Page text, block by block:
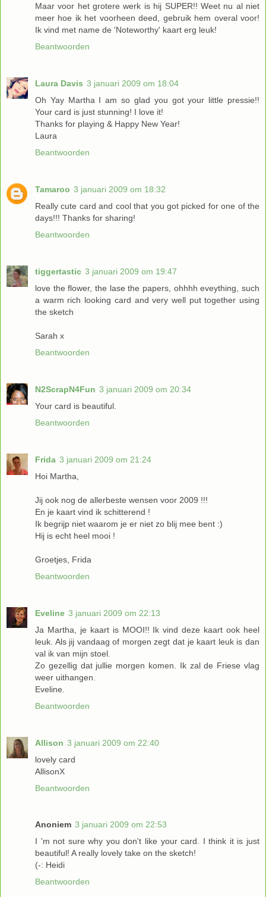
Maar voor het grotere werk is hij SUPER!! Weet nu al niet
meer hoe ik het voorheen deed, gebruik hem overal voor!
Ik vind met name de 'Noteworthy' kaart erg leuk!
Beantwoorden
Laura Davis 3 januari 2009 om 18:04
Oh Yay Martha I am so glad you got your little pressie!!
Your card is just stunning! I love it!
Thanks for playing & Happy New Year!
Laura
Beantwoorden
Tamaroo 3 januari 2009 om 18:32
Really cute card and cool that you got picked for one of the
days!!! Thanks for sharing!
Beantwoorden
tiggertastic 3 januari 2009 om 19:47
love the flower, the lase the papers, ohhhh eveything, such
a warm rich looking card and very well put together using
the sketch
Sarah x
Beantwoorden
N2ScrapN4Fun 3 januari 2009 om 20:34
Your card is beautiful.
Beantwoorden
Frida 3 januari 2009 om 21:24
Hoi Martha,
Jij ook nog de allerbeste wensen voor 2009 !!!
En je kaart vind ik schitterend !
Ik begrijp niet waarom je er niet zo blij mee bent :)
Hij is echt heel mooi !
Groetjes, Frida
Beantwoorden
Eveline 3 januari 2009 om 22:13
Ja Martha, je kaart is MOOI!! Ik vind deze kaart ook heel
leuk. Als jij vandaag of morgen zegt dat je kaart leuk is dan
val ik van mijn stoel.
Zo gezellig dat jullie morgen komen. Ik zal de Friese vlag
weer uithangen.
Eveline.
Beantwoorden
Allison 3 januari 2009 om 22:40
lovely card
AllisonX
Beantwoorden
Anoniem 3 januari 2009 om 22:53
I 'm not sure why you don't like your card. I think it is just
beautiful! A really lovely take on the sketch!
(-: Heidi
Beantwoorden